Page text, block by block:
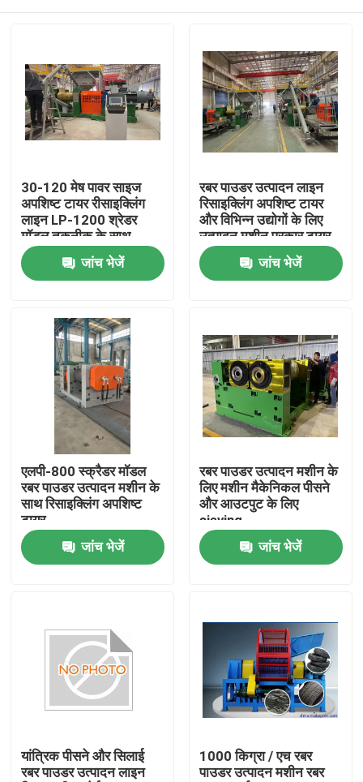
उत्पादों
वीडियो
हमारे बारे में
कारखाना भ्रमण
गुणवत्ता नियंत्रण
समाचार
रबर प्रक्रिया मशीन
30-120 मेष पावर साइज
अपशिष्ट टायर रीसाइक्लिंग
लाइन LP-1200 श्रेडर
मॉडल तकनीक के साथ
जांच भेजें
रबर पाउडर उत्पादन लाइन
रिसाइक्लिंग अपशिष्ट टायर
और विभिन्न उद्योगों के लिए
उत्पादन मशीन प्रकार टायर
रीसाइक्लिंग लाइन
जांच भेजें
एलपी-800 स्क्रैडर मॉडल
रबर पाउडर उत्पादन मशीन के
साथ रिसाइक्लिंग अपशिष्ट
टायर
जांच भेजें
रबर पाउडर उत्पादन मशीन के
लिए मशीन मैकेनिकल पीसने
और आउटपुट के लिए
sieving
जांच भेजें
यांत्रिक पीसने और सिलाई
रबर पाउडर उत्पादन लाइन
1000 किग्रा / एच रबर
पाउडर उत्पादन मशीन रबर